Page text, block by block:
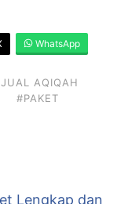
WhatsApp
AQIQAH
#PAKET
Lengkap dan